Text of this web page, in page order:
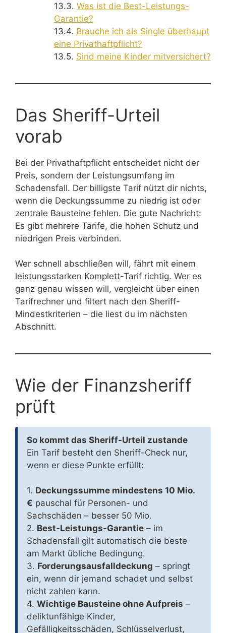
Was ist die Best-Leistungs-
Garantie?
Brauche ich als Single überhaupt
eine Privathaftpflicht?
Sind meine Kinder mitversichert?
Das Sheriff-Urteil
vorab
Bei der Privathaftpflicht entscheidet nicht der
Preis, sondern der Leistungsumfang im
Schadensfall. Der billigste Tarif nützt dir nichts,
wenn die Deckungssumme zu niedrig ist oder
zentrale Bausteine fehlen. Die gute Nachricht:
Es gibt mehrere Tarife, die hohen Schutz und
niedrigen Preis verbinden.
Wer schnell abschließen will, fährt mit einem
leistungsstarken Komplett-Tarif richtig. Wer es
ganz genau wissen will, vergleicht über einen
Tarifrechner und filtert nach den Sheriff-
Mindestkriterien – die liest du im nächsten
Abschnitt.
Wie der Finanzsheriff
prüft
So kommt das Sheriff-Urteil zustande
Ein Tarif besteht den Sheriff-Check nur,
wenn er diese Punkte erfüllt:
1. Deckungssumme mindestens 10 Mio.
€ pauschal für Personen- und
Sachschäden – besser 50 Mio.
2. Best-Leistungs-Garantie – im
Schadensfall gilt automatisch die beste
am Markt übliche Bedingung.
3. Forderungsausfalldeckung – springt
ein, wenn dir jemand schadet und selbst
nicht zahlen kann.
4. Wichtige Bausteine ohne Aufpreis –
deliktunfähige Kinder,
Gefälligkeitsschäden, Schlüsselverlust,